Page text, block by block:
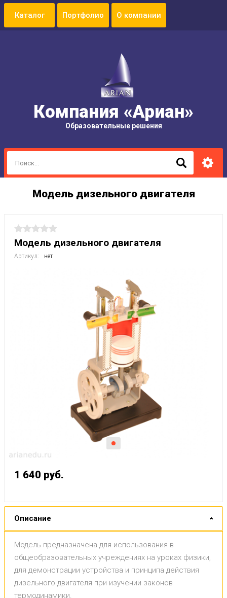
Портфолио О компании
Компания «Ариан»
Образовательные решения
Модель дизельного двигателя
Модель дизельного двигателя
Артикул: нет
1 640 руб.
Описание
Модель предназначена для использования в
общеобразовательных учреждениях на уроках физики,
для демонстрации устройства и принципа действия
дизельного двигателя при изучении законов
термодинамики.